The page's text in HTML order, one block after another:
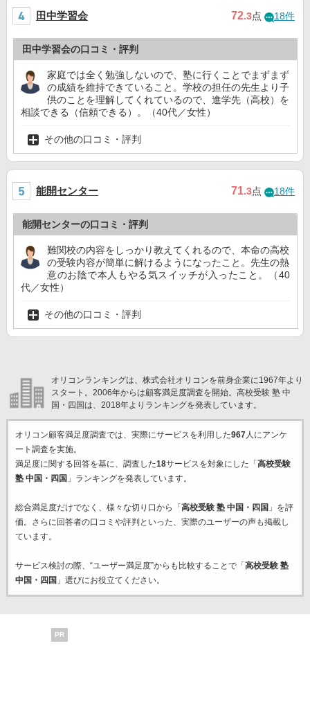
田中学習会 72.3点 18件
田中学習会の口コミ・評判
家庭では全く勉強しないので、塾に行くことでまずまず
の成績を維持できていること。学校の担任の先生より子
供のことを理解してくれているので、進学先（高校）を
相談できる（信頼できる）。（40代／女性）
その他の口コミ・評判
能開センター 71.3点 18件
能開センターの口コミ・評判
難関校の内容をしっかり教えてくれるので、本命の高校
の受験内容が簡単に解けるようになったこと。先生の熱
意のお陰で本人もやる気スイッチが入ったこと。（40
代／女性）
その他の口コミ・評判
オリコンランキングは、株式会社オリコンを前身企業に1967年より
スタート。2006年からは顧客満足度調査を開始。高校受験 塾 中
国・四国は、2018年よりランキングを発表しています。
オリコン顧客満足度調査では、実際にサービスを利用した967人にアンケ
ート調査を実施。
満足度に関する回答を基に、調査した18サービスを対象にした「 高校受験
塾 中国・四国 」ランキングを発表しています。
総合満足度だけでなく、様々な切り口から「 高校受験 塾 中国・四国 」を評
価。さらに回答者の口コミや評判といった、実際のユーザーの声も掲載し
ています。
サービス検討の際、“ユーザー満足度”からも比較することで「 高校受験 塾
中国・四国 」選びにお役立てください。
PR